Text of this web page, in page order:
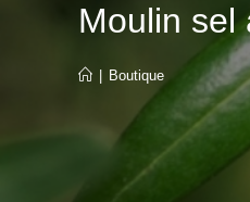
Moulin sel
Boutique